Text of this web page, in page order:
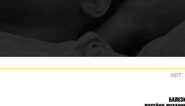
арт: